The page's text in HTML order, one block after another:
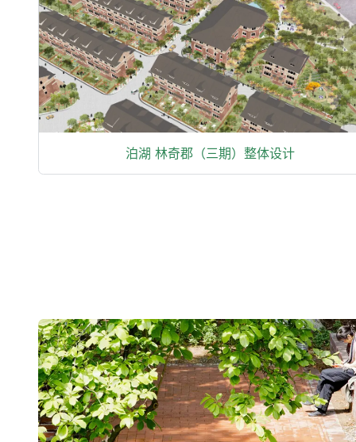
泊湖 林奇郡（三期）整体设计